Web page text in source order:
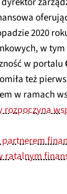
2020
w tym
w portalu
też
w ramach
ratalnym